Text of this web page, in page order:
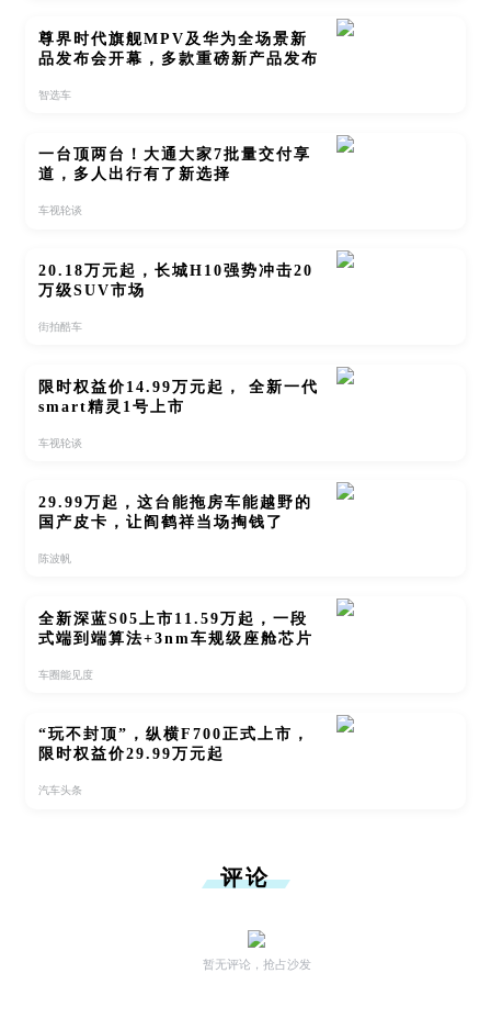
尊界时代旗舰MPV及华为全场景新
品发布会开幕，多款重磅新产品发布
智选车
一台顶两台！大通大家7批量交付享
道，多人出行有了新选择
车视轮谈
20.18万元起，长城H10强势冲击20
万级SUV市场
街拍酷车
限时权益价14.99万元起， 全新一代
smart精灵1号上市
车视轮谈
29.99万起，这台能拖房车能越野的
国产皮卡，让阎鹤祥当场掏钱了
陈波帆
全新深蓝S05上市11.59万起，一段
式端到端算法+3nm车规级座舱芯片
车圈能见度
“玩不封顶”，纵横F700正式上市，
限时权益价29.99万元起
汽车头条
评论
暂无评论，抢占沙发